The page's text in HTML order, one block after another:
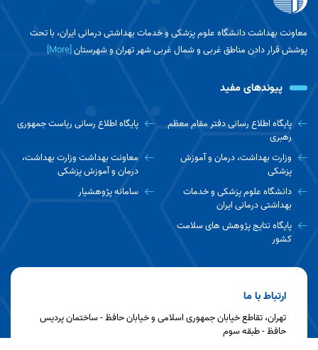
معاونت بهداشت دانشگاه علوم پزشکی و خدمات بهداشتی درمانی ایران، با تحت
پوشش قرار دادن مناطق غربی و شمال غربی شهر تهران و شهرستان[More]
پیوندهای مفید
پایگاه اطلاع رسانی دفتر مقام معظم
رهبری
پایگاه اطلاع رسانی ریاست جمهوری
وزارت بهداشت، درمان و آموزش
پزشکی
معاونت بهداشت وزارت بهداشت،
درمان و آموزش پزشکی
دانشگاه علوم پزشکی و خدمات
بهداشتی درمانی ایران
سامانه پژوهشیار
پایگاه نتایج پژوهش های سلامت
کشور
ارتباط با ما
تهران، تقاطع خیابان جمهوری اسلامی و خیابان حافظ - ساختمان پردیس
حافظ - طبقه سوم